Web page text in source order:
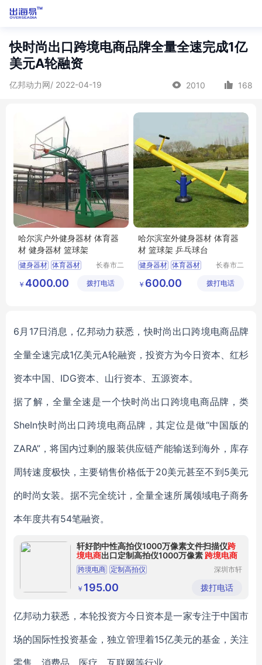
快时尚出口跨境电商品牌全量全速完成1亿
美元A轮融资
亿邦动力网/ 2022-04-19 2010 168
哈尔滨户外健身器材 体育器
材 健身器材 篮球架
健身器材 体育器材
长春市二
五金产品
￥ 4000.00 拨打电话
哈尔滨室外健身器材 体育器
材 篮球架 乒乓球台
健身器材 体育器材
长春市二
五金产品
￥ 600.00 拨打电话
6月17日消息，亿邦动力获悉，快时尚出口跨境电商品牌
全量全速完成1亿美元A轮融资，投资方为今日资本、红杉
资本中国、IDG资本、山行资本、五源资本。
据了解，全量全速是一个快时尚出口跨境电商品牌，类
SheIn快时尚出口跨境电商品牌，其定位是做“中国版的
ZARA”，将国内过剩的服装供应链产能输送到海外，库存
周转速度极快，主要销售价格低于20美元甚至不到5美元
的时尚女装。据不完全统计，全量全速所属领域电子商务
本年度共有54笔融资。
轩好韵中性高拍仪1000万像素文件扫描仪跨
境电商出口定制高拍仪1000万像素跨境电商
跨境电商 定制高拍仪
深圳市轩
有限公司
￥ 195.00 拨打电话
亿邦动力获悉，本轮投资方今日资本是一家专注于中国市
场的国际性投资基金，独立管理着15亿美元的基金，关注
零售、消费品、医疗、互联网等行业。